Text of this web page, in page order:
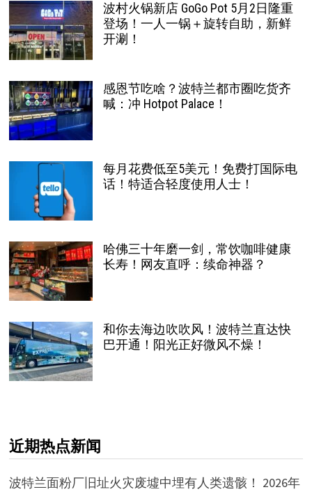
波村火锅新店 GoGo Pot 5月2日隆重
登场！一人一锅＋旋转自助，新鲜
开涮！
感恩节吃啥？波特兰都市圈吃货齐
喊：冲 Hotpot Palace！
每月花费低至5美元！免费打国际电
话！特适合轻度使用人士！
哈佛三十年磨一剑，常饮咖啡健康
长寿！网友直呼：续命神器？
和你去海边吹吹风！波特兰直达快
巴开通！阳光正好微风不燥！
近期热点新闻
波特兰面粉厂旧址火灾废墟中埋有人类遗骸！ 2026年